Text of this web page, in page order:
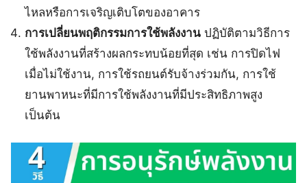
ไหลหรือการเจริญเติบโตของอาคาร
การเปลี่ยนพฤติกรรมการใช้พลังงาน ปฏิบัติตามวิธีการ
ใช้พลังงานที่สร้างผลกระทบน้อยที่สุด เช่น การปิดไฟ
เมื่อไม่ใช้งาน, การใช้รถยนต์รับจ้างร่วมกัน, การใช้
ยานพาหนะที่มีการใช้พลังงานที่มีประสิทธิภาพสูง
เป็นต้น